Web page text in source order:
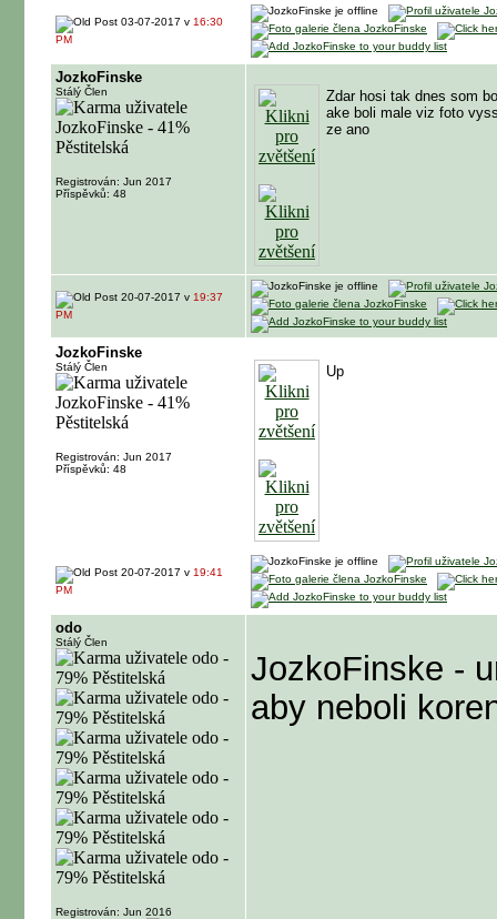
03-07-2017 v 16:30
PM
JozkoFinske
Stálý Člen
Registrován: Jun 2017
Příspěvků: 48
Zdar hosi tak dnes som
ake boli male viz foto
ze ano
20-07-2017 v 19:37
PM
JozkoFinske
Stálý Člen
Registrován: Jun 2017
Příspěvků: 48
Up
20-07-2017 v 19:41
PM
odo
Stálý Člen
Registrován: Jun 2016
JozkoFinske -
aby neboli